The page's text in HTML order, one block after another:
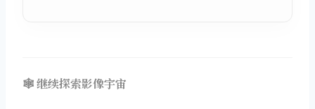
🕸️ 继续探索影像宇宙